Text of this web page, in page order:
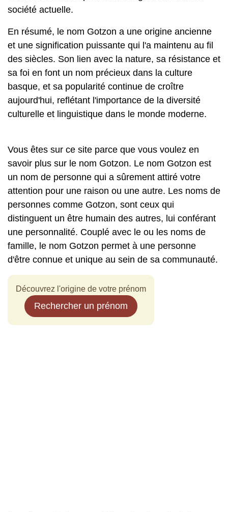
société actuelle.
En résumé, le nom Gotzon a une origine ancienne
et une signification puissante qui l'a maintenu au fil
des siècles. Son lien avec la nature, sa résistance et
sa foi en font un nom précieux dans la culture
basque, et sa popularité continue de croître
aujourd'hui, reflétant l'importance de la diversité
culturelle et linguistique dans le monde moderne.
Vous êtes sur ce site parce que vous voulez en
savoir plus sur le nom Gotzon. Le nom Gotzon est
un nom de personne qui a sûrement attiré votre
attention pour une raison ou une autre. Les noms de
personnes comme Gotzon, sont ceux qui
distinguent un être humain des autres, lui conférant
une personnalité. Couplé avec le ou les noms de
famille, le nom Gotzon permet à une personne
d'être connue et unique au sein de sa communauté.
Découvrez l'origine de votre prénom
Rechercher un prénom